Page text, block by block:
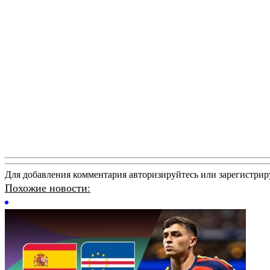
Для добавления комментария авторизируйтесь или
Похожие новости: